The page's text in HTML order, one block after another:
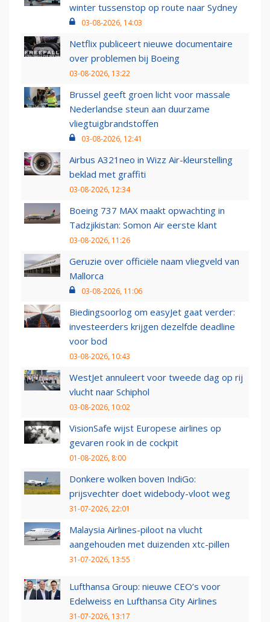
winter tussenstop op route naar Sydney
03-08-2026, 14:03
Netflix publiceert nieuwe documentaire
over problemen bij Boeing
03-08-2026, 13:22
Brussel geeft groen licht voor massale
Nederlandse steun aan duurzame
vliegtuigbrandstoffen
03-08-2026, 12:41
Airbus A321neo in Wizz Air-kleurstelling
beklad met graffiti
03-08-2026, 12:34
Boeing 737 MAX maakt opwachting in
Tadzjikistan: Somon Air eerste klant
03-08-2026, 11:26
Geruzie over officiële naam vliegveld van
Mallorca
03-08-2026, 11:06
Biedingsoorlog om easyJet gaat verder:
investeerders krijgen dezelfde deadline
voor bod
03-08-2026, 10:43
WestJet annuleert voor tweede dag op rij
vlucht naar Schiphol
03-08-2026, 10:02
VisionSafe wijst Europese airlines op
gevaren rook in de cockpit
01-08-2026, 8:00
Donkere wolken boven IndiGo:
prijsvechter doet widebody-vloot weg
31-07-2026, 22:01
Malaysia Airlines-piloot na vlucht
aangehouden met duizenden xtc-pillen
31-07-2026, 13:55
Lufthansa Group: nieuwe CEO’s voor
Edelweiss en Lufthansa City Airlines
31-07-2026, 13:17